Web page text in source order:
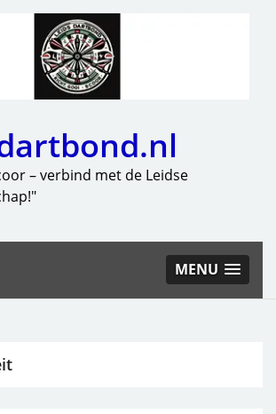
– verbind met de Leidse
MENU